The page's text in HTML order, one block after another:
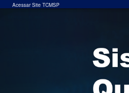
Acessar Site TCMSP